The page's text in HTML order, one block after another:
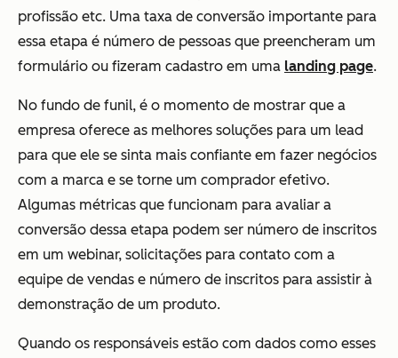
profissão etc. Uma taxa de conversão importante para
essa etapa é número de pessoas que preencheram um
formulário ou fizeram cadastro em uma landing page.
No fundo de funil, é o momento de mostrar que a
empresa oferece as melhores soluções para um lead
para que ele se sinta mais confiante em fazer negócios
com a marca e se torne um comprador efetivo.
Algumas métricas que funcionam para avaliar a
conversão dessa etapa podem ser número de inscritos
em um webinar, solicitações para contato com a
equipe de vendas e número de inscritos para assistir à
demonstração de um produto.
Quando os responsáveis estão com dados como esses